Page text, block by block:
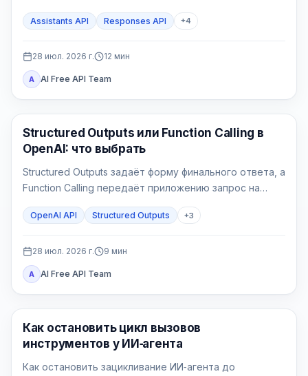
цикл tools, проверить File Search и перевести новые
Assistants API Responses API +4
28 июл. 2026 г. 12 мин
A AI Free API Team
API Гайды
Structured Outputs или Function Calling в
OpenAI: что выбрать
Structured Outputs задаёт форму финального ответа, а
Function Calling передаёт приложению запрос на
действие. Выбор определяется не наличием JSON
Schema, а тем, должен ли backend прочитать или
OpenAI API Structured Outputs +3
28 июл. 2026 г. 9 мин
A AI Free API Team
AI API
Как остановить цикл вызовов
инструментов у ИИ‑агента
Как остановить зацикливание ИИ‑агента до